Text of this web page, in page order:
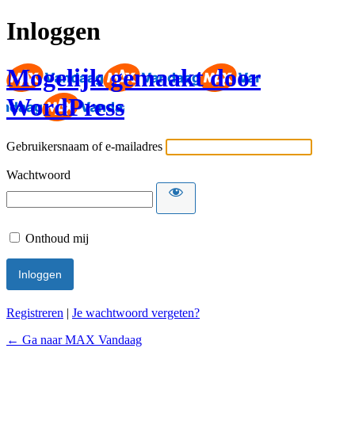
Inloggen
Mogelijk gemaakt door
WordPress
Gebruikersnaam of e-mailadres
Wachtwoord
Onthoud mij
Registreren | Je wachtwoord vergeten?
← Ga naar MAX Vandaag